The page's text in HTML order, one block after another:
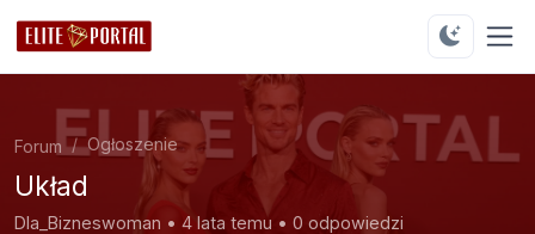
Forum Ogłoszenie
Układ
Dla_Bizneswoman • 4 lata temu • 0 odpowiedzi